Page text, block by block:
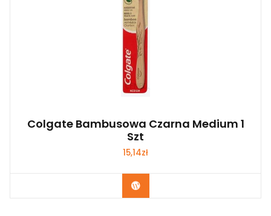
Colgate Bambusowa Czarna Medium 1
Szt
15,14zł
Zobacz